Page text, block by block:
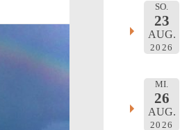
SO.
23
AUG.
2026
MI.
26
AUG.
2026